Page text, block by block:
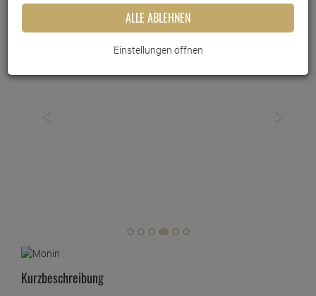
Kurzbeschreibung
ALLE ABLEHNEN
Einstellungen öffnen